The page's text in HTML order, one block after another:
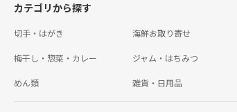
カテゴリから探す
切手・はがき 海鮮お取り寄せ
梅干し・惣菜・カレー ジャム・はちみつ
めん類 雑貨・日用品